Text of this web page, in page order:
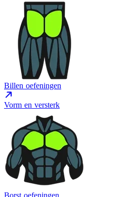
Billen oefeningen
Vorm en versterk
Borst oefeningen